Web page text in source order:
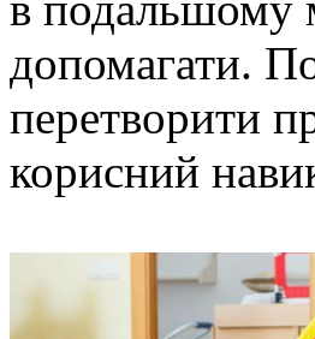
допомагати.
перетворити
корисний